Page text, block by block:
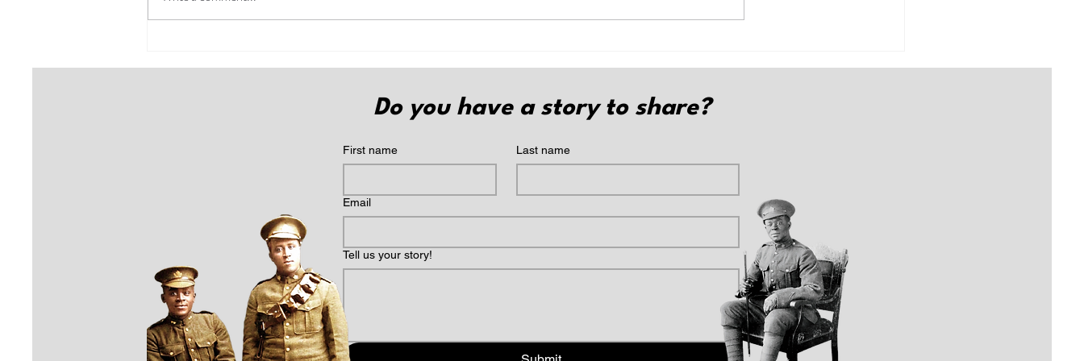
Do you have a story to share?
First name Last name
Email
Tell us your story!